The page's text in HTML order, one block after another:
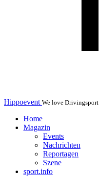
Hippoevent We love Drivingsport
Home
Magazin
Events
Nachrichten
Reportagen
Szene
sport.info